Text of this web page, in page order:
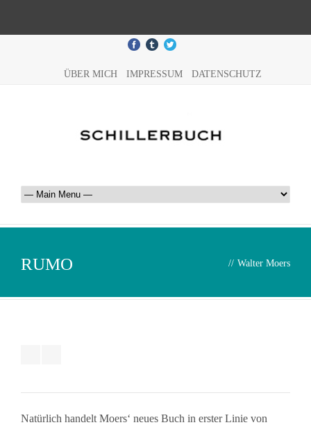
ÜBER MICH IMPRESSUM DATENSCHUTZ
RUMO // Walter Moers
Natürlich handelt Moers‘ neues Buch in erster Linie von